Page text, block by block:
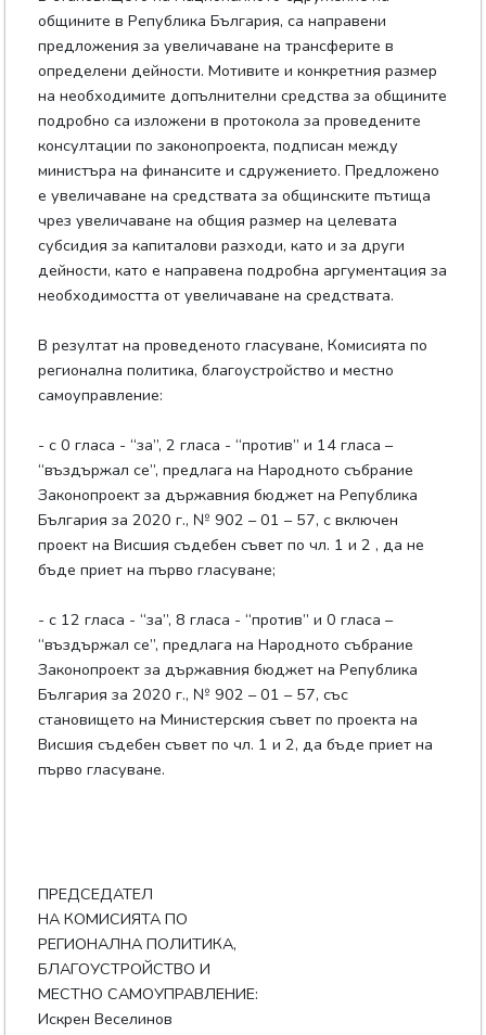
общините в Република България, са направени
предложения за увеличаване на трансферите в
определени дейности. Мотивите и конкретния размер
на необходимите допълнителни средства за общините
подробно са изложени в протокола за проведените
консултации по законопроекта, подписан между
министъра на финансите и сдружението. Предложено
е увеличаване на средствата за общинските пътища
чрез увеличаване на общия размер на целевата
субсидия за капиталови разходи, като и за други
дейности, като е направена подробна аргументация за
необходимостта от увеличаване на средствата.
В резултат на проведеното гласуване, Комисията по
регионална политика, благоустройство и местно
самоуправление:
- с 0 гласа - “за”, 2 гласа - “против” и 14 гласа –
“въздържал се”, предлага на Народното събрание
Законопроект за държавния бюджет на Република
България за 2020 г., № 902 – 01 – 57, с включен
проект на Висшия съдебен съвет по чл. 1 и 2 , да не
бъде приет на първо гласуване;
- с 12 гласа - “за”, 8 гласа - “против” и 0 гласа –
“въздържал се”, предлага на Народното събрание
Законопроект за държавния бюджет на Република
България за 2020 г., № 902 – 01 – 57, със
становището на Министерския съвет по проекта на
Висшия съдебен съвет по чл. 1 и 2, да бъде приет на
първо гласуване.
ПРЕДСЕДАТЕЛ
НА КОМИСИЯТА ПО
РЕГИОНАЛНА ПОЛИТИКА,
БЛАГОУСТРОЙСТВО И
МЕСТНО САМОУПРАВЛЕНИЕ:
Искрен Веселинов